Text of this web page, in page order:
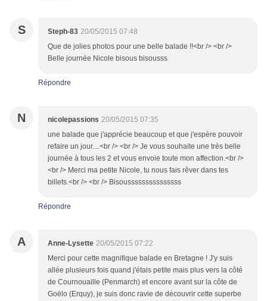
S Steph-83 20/05/2015 07:48
Que de jolies photos pour une belle balade !!<br /> <br />
Belle journée Nicole bisous bisousss
Répondre
N nicolepassions 20/05/2015 07:35
une balade que j'apprécie beaucoup et que j'espère pouvoir
refaire un jour....<br /> <br /> Je vous souhaite une très belle
journée à tous les 2 et vous envoie toute mon affection.<br />
<br /> Merci ma petite Nicole, tu nous fais rêver dans tes
billets.<br /> <br /> Bisousssssssssssssss
Répondre
A Anne-Lysette 20/05/2015 07:22
Merci pour cette magnifique balade en Bretagne ! J'y suis
allée plusieurs fois quand j'étais petite mais plus vers la côté
de Cournouaille (Penmarch) et encore avant sur la côte de
Goëlo (Erquy), je suis donc ravie de découvrir cette superbe